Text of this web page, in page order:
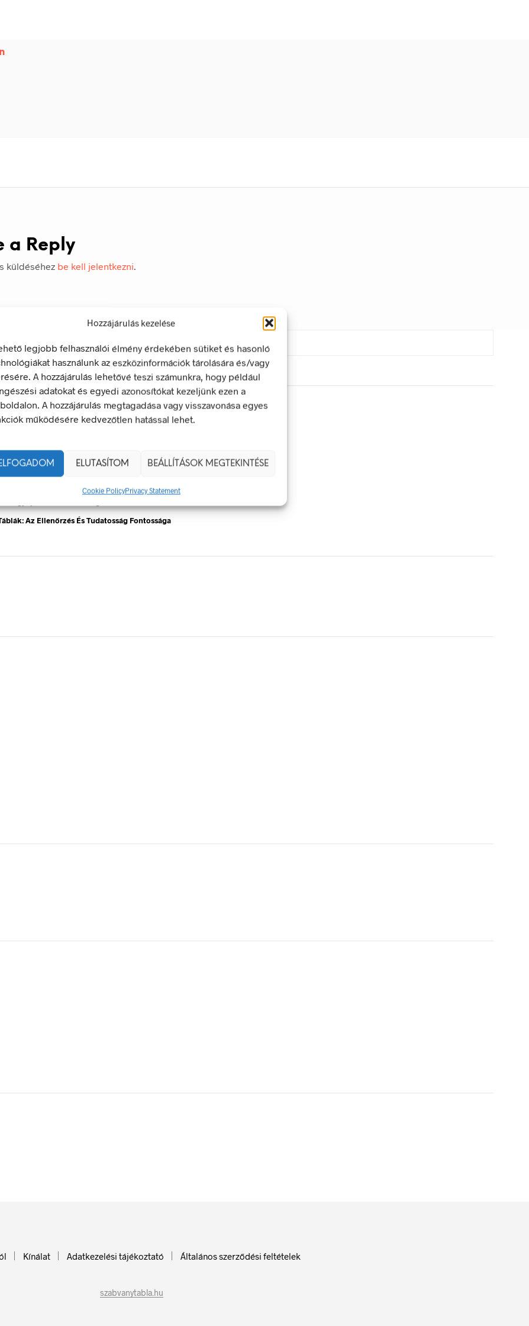
Hozzájárulás kezelése
legjobb felhasználói élmény érdekében sütiket és hasonló
használunk az eszközinformációk tárolására és/vagy
A hozzájárulás lehetővé teszi számunkra, hogy például
adatokat és egyedi azonosítókat kezeljünk ezen a
A hozzájárulás megtagadása vagy visszavonása egyes
működésére kedvezőtlen hatással lehet.
ELUTASÍTOM BEÁLLÍTÁSOK MEGTEKINTÉSE
Cookie PolicyPrivacy Statement
a Reply
küldéséhez be kell jelentkezni
– Miért Nélkülözhetetlenek A Munkahelyen?
Válaszd Ki, És Hogyan Teheted Egyedivé?
Megtestesítői
Jelek Fontossága
Az Ellenőrzés És Tudatosság Fontossága
Kínálat Adatkezelési tájékoztató Általános szerződési feltételek
szabvanytabla.hu